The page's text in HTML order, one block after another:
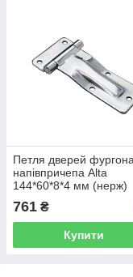
Петля дверей фургона
напівпричепа Alta
144*60*8*4 мм (нерж)
761 ₴
Купити